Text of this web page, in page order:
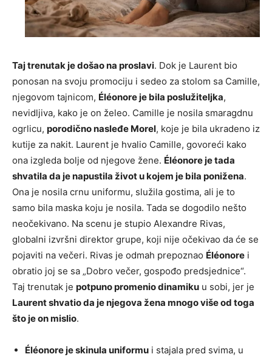
Taj trenutak je došao na proslavi. Dok je Laurent bio
ponosan na svoju promociju i sedeo za stolom sa Camille,
njegovom tajnicom, Éléonore je bila poslužiteljka,
nevidljiva, kako je on želeo. Camille je nosila smaragdnu
ogrlicu, porodično nasleđe Morel, koje je bila ukradeno iz
kutije za nakit. Laurent je hvalio Camille, govoreći kako
ona izgleda bolje od njegove žene. Éléonore je tada
shvatila da je napustila život u kojem je bila ponižena.
Ona je nosila crnu uniformu, služila gostima, ali je to
samo bila maska koju je nosila. Tada se dogodilo nešto
neočekivano. Na scenu je stupio Alexandre Rivas,
globalni izvršni direktor grupe, koji nije očekivao da će se
pojaviti na večeri. Rivas je odmah prepoznao Éléonore i
obratio joj se sa „Dobro večer, gospođo predsjednice“.
Taj trenutak je potpuno promenio dinamiku u sobi, jer je
Laurent shvatio da je njegova žena mnogo više od toga
što je on mislio.
Éléonore je skinula uniformu i stajala pred svima, u